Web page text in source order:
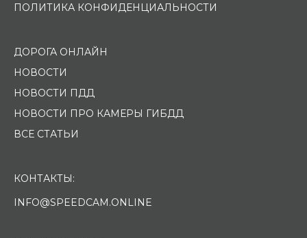
ПОЛИТИКА КОНФИДЕНЦИАЛЬНОСТИ
ДОРОГА ОНЛАЙН
НОВОСТИ
НОВОСТИ ПДД
НОВОСТИ ПРО КАМЕРЫ ГИБДД
ВСЕ СТАТЬИ
КОНТАКТЫ:
INFO@SPEEDCAM.ONLINE